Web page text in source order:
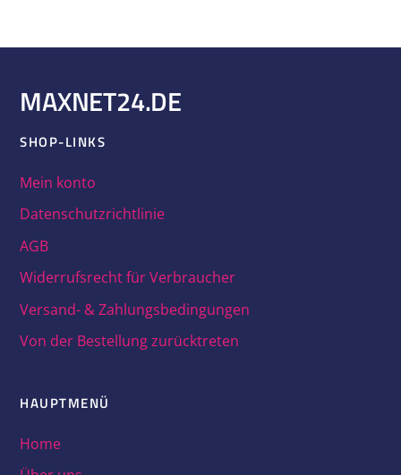
Cache Sata II 2,5″ Zoll Blue
MAXNET24.DE
SHOP-LINKS
Mein konto
Datenschutzrichtlinie
AGB
Widerrufsrecht für Verbraucher
Versand- & Zahlungsbedingungen
Von der Bestellung zurücktreten
HAUPTMENÜ
Home